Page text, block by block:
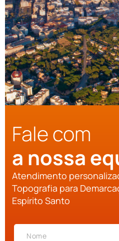
Fale com
a nossa
Atendimento
Topografia para
Espírito Santo